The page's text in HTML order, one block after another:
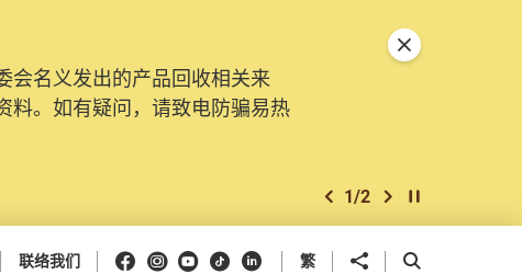
会名义发出的产品回收相关来
料。如有疑问，请致电防骗易热
上一个
1/2 下一个开始/暂停幻灯
关闭特別通告
联络我们 Facebook
Instagram
Youtube
抖音领英 繁 分享到 开启搜寻框